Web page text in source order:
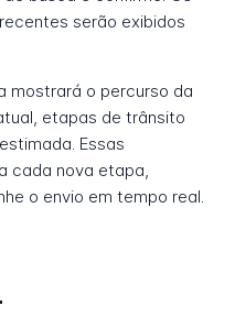
serão exibidos
mostrará o percurso da
etapas de trânsito
Essas
cada nova etapa,
o envio em tempo real.